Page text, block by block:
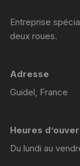
Entreprise
deux roues.
Adresse
Guidel, France
Heures
Du lundi au